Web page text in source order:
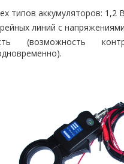
типов аккумуляторов: 1,2
линий с
(возможность